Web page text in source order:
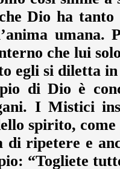
Dio ha
umana.
che lui
egli si diletta
di Dio è
I Mistici
spirito,
di ripetere e
“Togliete